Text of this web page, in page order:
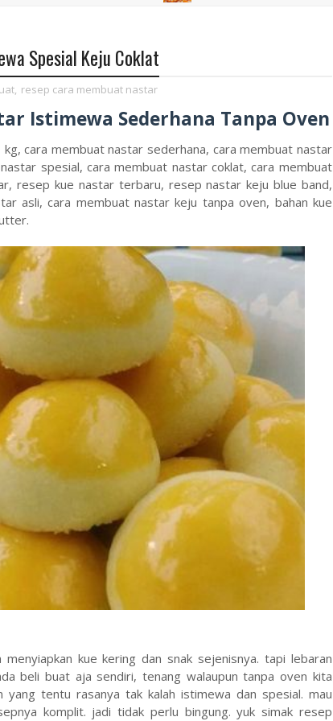
Spesial Keju Coklat
, resep cara membuat nastar
Istimewa Sederhana Tanpa Oven
cara membuat nastar sederhana, cara membuat nastar
spesial, cara membuat nastar coklat, cara membuat
resep kue nastar terbaru, resep nastar keju blue band,
asli, cara membuat nastar keju tanpa oven, bahan kue
kue kering dan snak sejenisnya. tapi lebaran
beli buat aja sendiri, tenang walaupun tanpa oven kita
tentu rasanya tak kalah istimewa dan spesial. mau
komplit. jadi tidak perlu bingung. yuk simak resep